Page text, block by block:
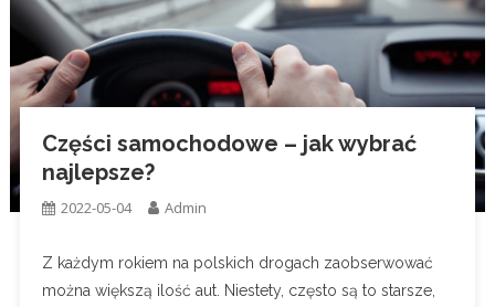
Części samochodowe – jak wybrać
najlepsze?
2022-05-04 Admin
Z każdym rokiem na polskich drogach zaobserwować
można większą ilość aut. Niestety, często są to starsze,